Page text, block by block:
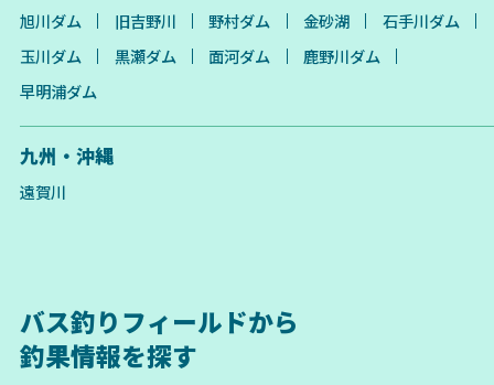
旭川ダム 旧吉野川 野村ダム 金砂湖
石手川ダム
玉川ダム
黒瀬ダム 面河ダム
鹿野川ダム
早明浦ダム
九州・沖縄
遠賀川
バス釣りフィールドから
釣果情報を探す